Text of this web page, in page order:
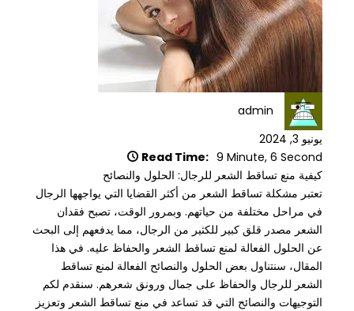
admin
يونيو 3, 2024
Read Time: 9 Minute, 6 Second
كيفية منع تساقط الشعر للرجال: الحلول والنصائح
تعتبر مشكلة تساقط الشعر من أكثر القضايا التي يواجهها الرجال
في مراحل مختلفة من حياتهم. وبمرور الوقت، تصبح فقدان
الشعر مصدر قلق كبير للكثير من الرجال، مما يدفعهم إلى البحث
عن الحلول الفعالة لمنع تساقط الشعر والحفاظ عليه. في هذا
المقال، سنتناول بعض الحلول والنصائح الفعالة لمنع تساقط
الشعر للرجال والحفاظ على جمال ورونق شعرهم. سنقدم لكم
التوجيهات والنصائح التي قد تساعد في منع تساقط الشعر وتعزيز